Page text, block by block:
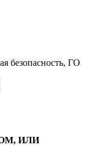
безопасность, ГО
ИЛИ